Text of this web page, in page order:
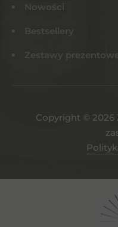
Nowości
Bestsellery
Zestawy
Copyright © 2026